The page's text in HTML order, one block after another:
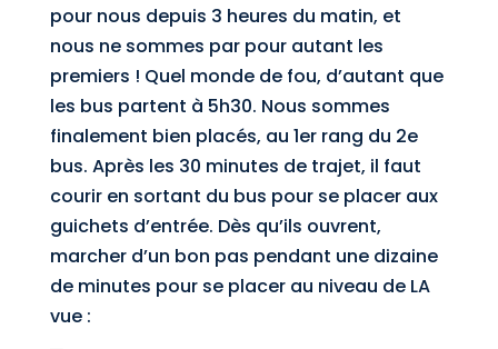
pour nous depuis 3 heures du matin, et
nous ne sommes par pour autant les
premiers ! Quel monde de fou, d’autant que
les bus partent à 5h30. Nous sommes
finalement bien placés, au 1er rang du 2e
bus. Après les 30 minutes de trajet, il faut
courir en sortant du bus pour se placer aux
guichets d’entrée. Dès qu’ils ouvrent,
marcher d’un bon pas pendant une dizaine
de minutes pour se placer au niveau de LA
vue :